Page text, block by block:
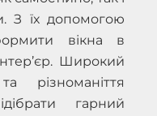
З їх допомогою
вікна в
Широкий
різноманіття
гарний